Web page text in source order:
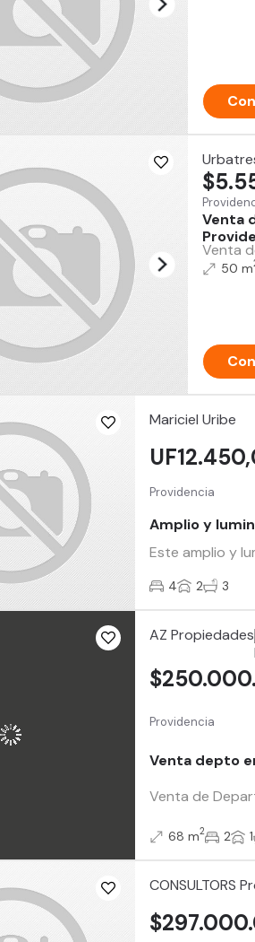
Venta
Venta
50 m
Mariciel Uribe
Providencia
Amplio y
Este amplio y
4 2 3
AZ Propiedades
Providencia
Venta depto
Venta de
68 m2 2 1
CONSULTORS